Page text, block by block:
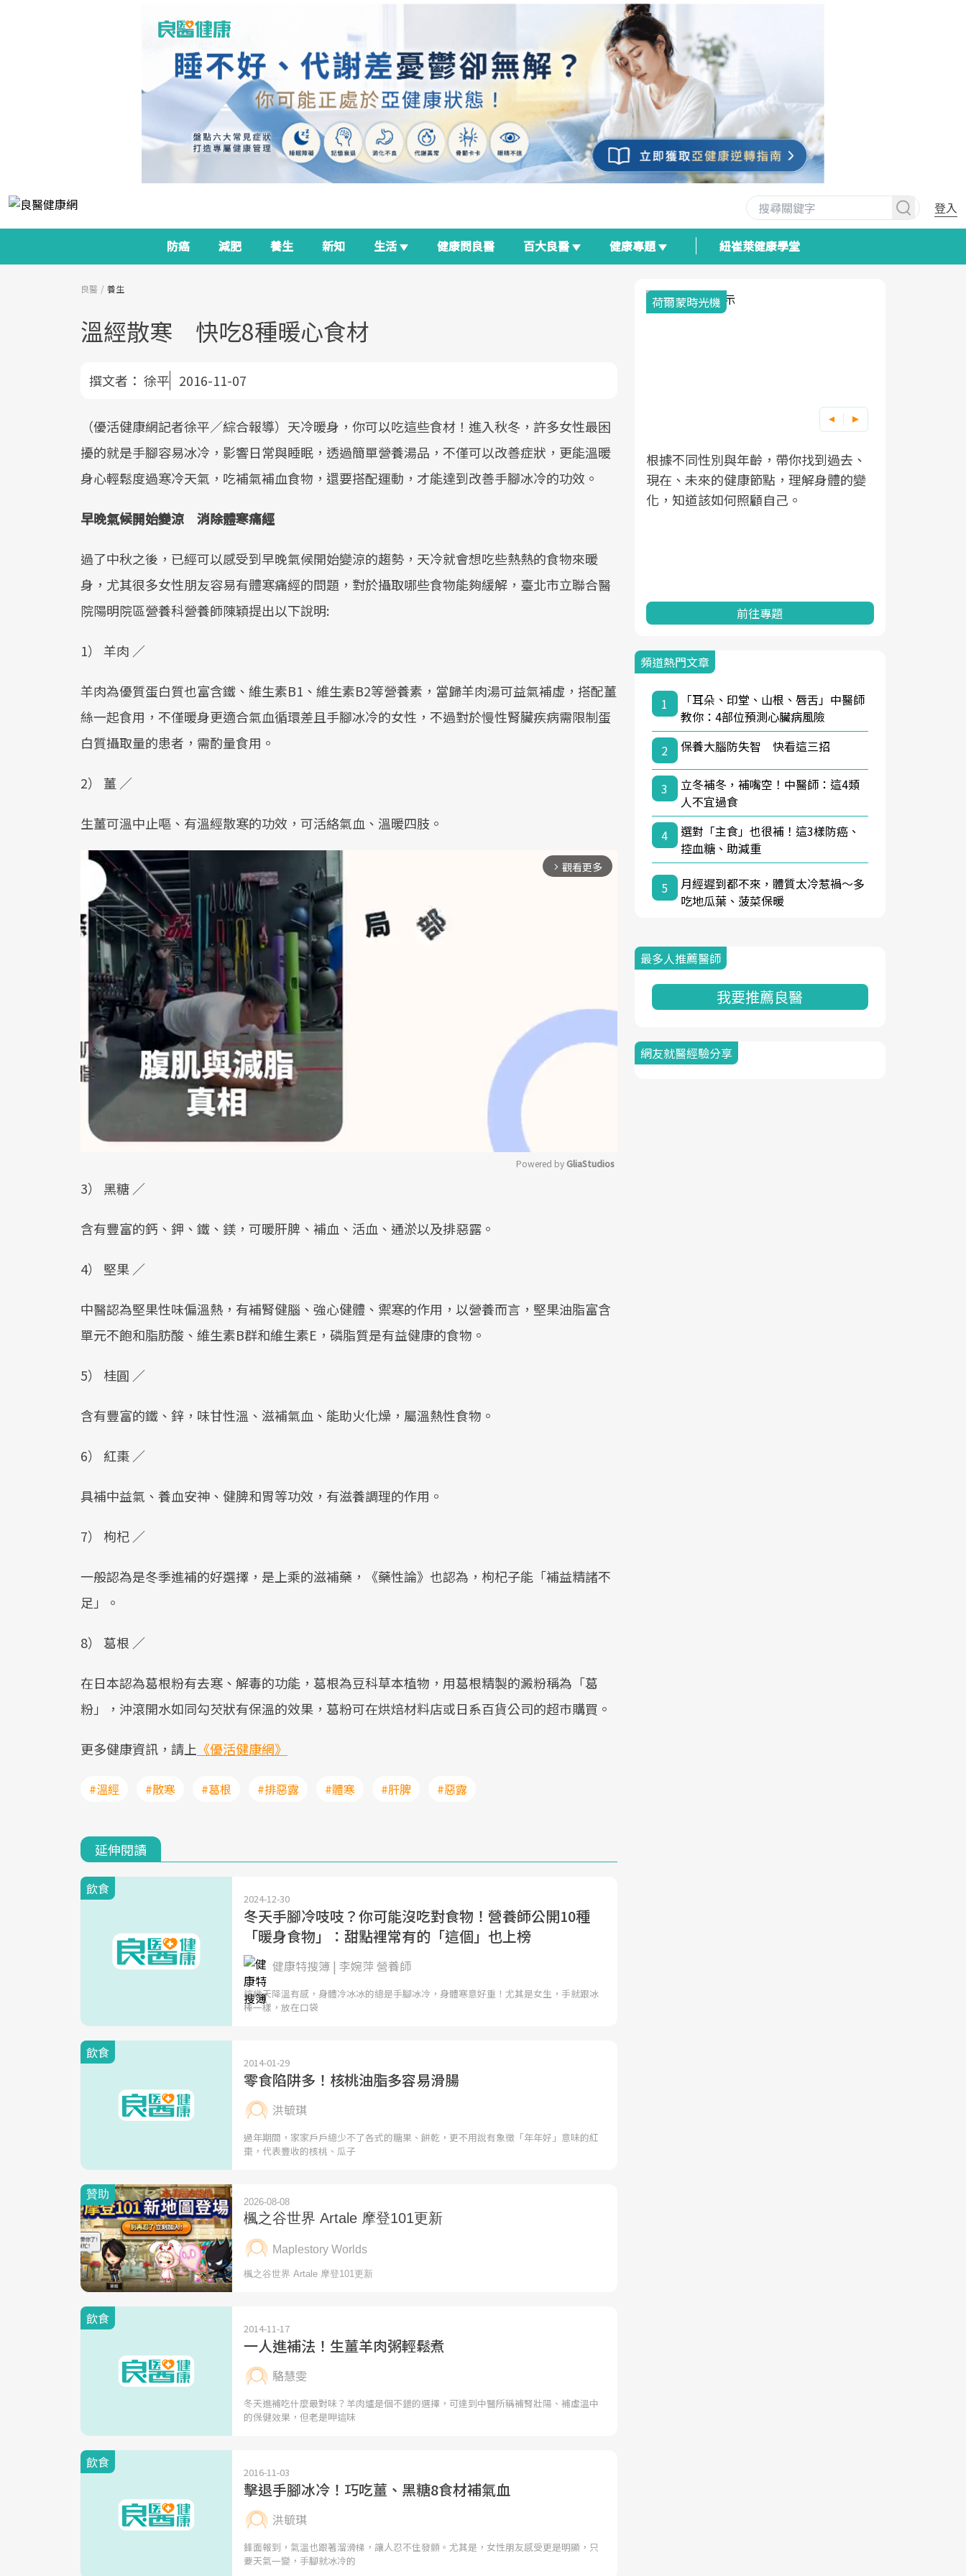
登入
防癌 減肥 養生 新知 生活 健康問良醫 百大良醫 健康專題 紐崔萊健康學堂
良醫 養生
溫經散寒 快吃8種暖心食材
撰文者： 徐平 2016-11-07
（優活健康網記者徐平／綜合報導）天冷暖身，你可以吃這些食材！進入秋冬，許多女性最困
擾的就是手腳容易冰冷，影響日常與睡眠，透過簡單營養湯品，不僅可以改善症狀，更能溫暖
身心輕鬆度過寒冷天氣，吃補氣補血食物，還要搭配運動，才能達到改善手腳冰冷的功效。
早晚氣候開始變涼 消除體寒痛經
過了中秋之後，已經可以感受到早晚氣候開始變涼的趨勢，天冷就會想吃些熱熱的食物來暖
身，尤其很多女性朋友容易有體寒痛經的問題，對於攝取哪些食物能夠緩解，臺北市立聯合醫
院陽明院區營養科營養師陳穎提出以下說明:
1） 羊肉 ／
羊肉為優質蛋白質也富含鐵、維生素B1、維生素B2等營養素，當歸羊肉湯可益氣補虛，搭配薑
絲一起食用，不僅暖身更適合氣血循環差且手腳冰冷的女性，不過對於慢性腎臟疾病需限制蛋
白質攝取量的患者，需酌量食用。
2） 薑 ／
生薑可溫中止嘔、有溫經散寒的功效，可活絡氣血、溫暖四肢。
arrow_forward_ios 觀看更多
Powered by GliaStudios
3） 黑糖 ／
含有豐富的鈣、鉀、鐵、鎂，可暖肝脾、補血、活血、通淤以及排惡露。
4） 堅果 ／
中醫認為堅果性味偏溫熱，有補腎健腦、強心健體、禦寒的作用，以營養而言，堅果油脂富含
單元不飽和脂肪酸、維生素B群和維生素E，磷脂質是有益健康的食物。
5） 桂圓 ／
含有豐富的鐵、鋅，味甘性溫、滋補氣血、能助火化燥，屬溫熱性食物。
6） 紅棗 ／
具補中益氣、養血安神、健脾和胃等功效，有滋養調理的作用。
7） 枸杞 ／
一般認為是冬季進補的好選擇，是上乘的滋補藥，《藥性論》也認為，枸杞子能「補益精諸不
足」。
8） 葛根 ／
在日本認為葛根粉有去寒、解毒的功能，葛根為豆科草本植物，用葛根精製的澱粉稱為「葛
粉」，沖滾開水如同勾芡狀有保溫的效果，葛粉可在烘焙材料店或日系百貨公司的超巿購買。
更多健康資訊，請上 《優活健康網》
#溫經 #散寒 #葛根 #排惡露 #體寒 #肝脾 #惡露
延伸閱讀
飲食
2024-12-30
冬天手腳冷吱吱？你可能沒吃對食物！營養師公開10種
「暖身食物」：甜點裡常有的「這個」也上榜
健康特搜簿 | 李婉萍 營養師
這幾天降溫有感，身體冷冰冰的總是手腳冰冷，身體寒意好重！尤其是女生，手就跟冰
棒一樣，放在口袋
飲食
2014-01-29
零食陷阱多！核桃油脂多容易滑腸
洪毓琪
過年期間，家家戶戶總少不了各式的糖果、餅乾，更不用說有象徵「年年好」意味的紅
棗，代表豐收的核桃、瓜子
飲食
2014-11-17
一人進補法！生薑羊肉粥輕鬆煮
駱慧雯
冬天進補吃什麼最對味？羊肉爐是個不錯的選擇，可達到中醫所稱補腎壯陽、補虛溫中
的保健效果，但老是呷這味
飲食
2016-11-03
擊退手腳冰冷！巧吃薑、黑糖8食材補氣血
洪毓琪
鋒面報到，氣溫也跟著溜滑梯，讓人忍不住發顫。尤其是，女性朋友感受更是明顯，只
要天氣一變，手腳就冰冷的
面對超高齡社會的浪潮，台灣正在快速
邁向「健康照護」的新時代。隨著國家
療院所的服務，更是民眾了解自身健康
狀況、啟動健康管理的重要起點。
2025年，就到良醫生活祭體驗「一站式
健康新生活」，從講座、體驗到運動，
良醫健康網從「換季的身體變化」出
發，透過醫學觀點與日常感受的對話，
荷爾蒙時光機
根據不同性別與年齡，帶你找到過去、
現在、未來的健康節點，理解身體的變
化，知道該如何照顧自己。
前往專題
頻道熱門文章
1
「耳朵、印堂、山根、唇舌」中醫師
教你：4部位預測心臟病風險
2
保養大腦防失智 快看這三招
3
立冬補冬，補嘴空！中醫師：這4類
人不宜過食
4
選對「主食」也很補！這3樣防癌、
控血糖、助減重
5
月經遲到都不來，體質太冷惹禍〜多
吃地瓜葉、菠菜保暖
最多人推薦醫師
我要推薦良醫
網友就醫經驗分享